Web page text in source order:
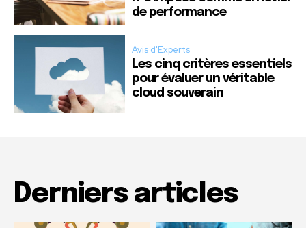
de performance
Avis d'Experts
Les cinq critères essentiels
pour évaluer un véritable
cloud souverain
Derniers articles